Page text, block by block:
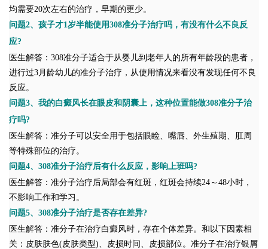
均需要20次左右的治疗，早期的更少。
问题2、孩子才1岁半能使用308准分子治疗吗，有没有什么不良反
应?
医生解答：308准分子适合于从婴儿到老年人的所有年龄段的患者，
进行过3月龄幼儿的准分子治疗，从使用情况来看没有发现任何不良
反应。
问题3、我的白癜风长在眼皮和阴囊上，这种位置能做308准分子治
疗吗?
医生解答：准分子可以安全用于包括眼睑、嘴唇、外生殖期、肛周
等特殊部位的治疗。
问题4、308准分子治疗后有什么反应，影响上班吗?
医生解答：准分子治疗后局部会有红斑，红斑会持续24～48小时，
不影响工作和学习。
问题5、308准分子治疗是否存在差异?
医生解答：准分子在治疗白癜风时，存在个体差异。和以下因素相
关：皮肤肤色(皮肤类型)、皮损时间、皮损部位。准分子在治疗银屑